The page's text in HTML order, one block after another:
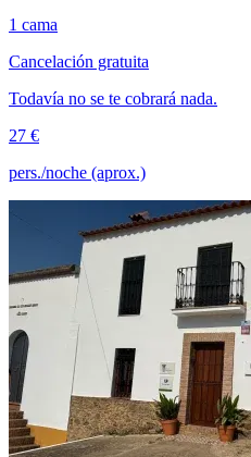
1 cama
Cancelación gratuita
Todavía no se te cobrará nada.
27 €
pers./noche (aprox.)